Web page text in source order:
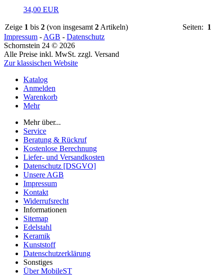
34,00 EUR
Zeige 1 bis 2 (von insgesamt 2 Artikeln) Seiten: 1
Impressum - AGB - Datenschutz
Schornstein 24 © 2026
Alle Preise inkl. MwSt. zzgl. Versand
Zur klassischen Website
Katalog
Anmelden
Warenkorb
Mehr
Mehr über...
Service
Beratung & Rückruf
Kostenlose Berechnung
Liefer- und Versandkosten
Datenschutz [DSGVO]
Unsere AGB
Impressum
Kontakt
Widerrufsrecht
Informationen
Sitemap
Edelstahl
Keramik
Kunststoff
Datenschutzerklärung
Sonstiges
Über MobileST